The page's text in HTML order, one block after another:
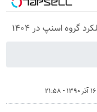
اسنپ در ۱۴۰۴
۱۶ آذر ۱۳۹۰ - ۲۱:۵۸